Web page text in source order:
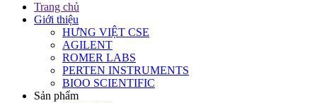
Trang chủ
Giới thiệu
HƯNG VIỆT CSE
AGILENT
ROMER LABS
PERTEN INSTRUMENTS
BIOO SCIENTIFIC
Sản phẩm